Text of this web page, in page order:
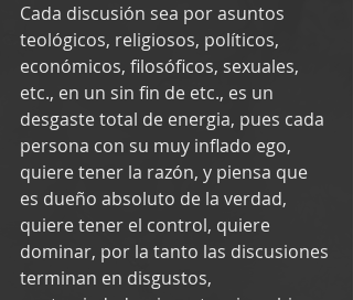
Cada discusión sea por asuntos
teológicos, religiosos, políticos,
económicos, filosóficos, sexuales,
etc., en un sin fin de etc., es un
desgaste total de energia, pues cada
persona con su muy inflado ego,
quiere tener la razón, y piensa que
es dueño absoluto de la verdad,
quiere tener el control, quiere
dominar, por la tanto las discusiones
terminan en disgustos,